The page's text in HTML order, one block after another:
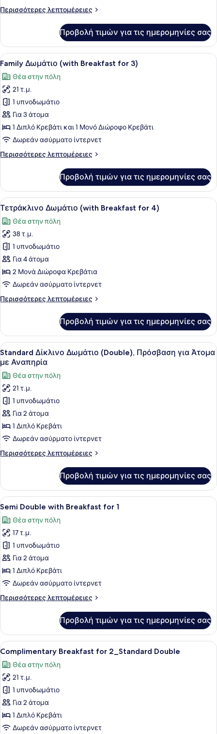
Breakfast
Περισσότερες λεπτομέρειες
Περισσότερες
Τρίκλινο
Δωμάτιο
(with
Breakfast
for
3)
Προβολή τιμών για τις ημερομηνίες σας
Προβολή
όλων
των
φωτογραφιών
για
Family
Δωμάτιο
(with
Breakfast
for
Ένα τραπέζι στρωμένο με
7
Family Δωμάτιο (with Breakfast for 3)
Θέα στην πόλη
21 τ.μ.
1 υπνοδωμάτιο
Για 3 άτομα
1 Διπλό Κρεβάτι και 1 Μονό Διώροφο Κρεβάτι
Δωρεάν ασύρματο ίντερνετ
Περισσότερες λεπτομέρειες
Περισσότερες
Δωμάτιο
(with
Breakfast
3)
Προβολή τιμών για τις ημερομηνίες σας
Προβολή
όλων
των
φωτογραφιών
για
Τετράκλινο
Δωμάτιο
(with
Breakfast
for
Ένα τραπέζι στρωμένο με
11
Τετράκλινο Δωμάτιο (with Breakfast for 4)
Θέα στην πόλη
38 τ.μ.
1 υπνοδωμάτιο
Για 4 άτομα
2 Μονά Διώροφα Κρεβάτια
Δωρεάν ασύρματο ίντερνετ
Περισσότερες λεπτομέρειες
Περισσότερες
Δωμάτιο
(with
Breakfast
for
4)
Προβολή τιμών για τις ημερομηνίες σας
Προβολή
όλων
των
φωτογραφιών
για
Standard
Δίκλινο
Δωμάτιο
(Double),
για
Αναπηρία
Ένα δωμάτιο ξενοδοχείου με ένα
7
Standard Δίκλινο Δωμάτιο (Double), Πρόσβαση για Άτομα
με Αναπηρία
Θέα στην πόλη
21 τ.μ.
1 υπνοδωμάτιο
Για 2 άτομα
1 Διπλό Κρεβάτι
Δωρεάν ασύρματο ίντερνετ
Περισσότερες λεπτομέρειες
Περισσότερες
Δίκλινο
Δωμάτιο
(Double),
για
Άτομα
με
Αναπηρία
Προβολή τιμών για τις ημερομηνίες σας
Προβολή
όλων
των
φωτογραφιών
για
Semi
Double
with
Breakfast
for
Ένα τραπέζι στρωμένο με
5
Semi Double with Breakfast for 1
Θέα στην πόλη
17 τ.μ.
1 υπνοδωμάτιο
Για 2 άτομα
1 Διπλό Κρεβάτι
Δωρεάν ασύρματο ίντερνετ
Περισσότερες λεπτομέρειες
Περισσότερες
Double
with
Breakfast
Προβολή τιμών για τις ημερομηνίες σας
Προβολή
όλων
των
φωτογραφιών
για
Complimentary
Breakfast
for
Ένα τραπέζι στρωμένο με
7
Complimentary Breakfast for 2_Standard Double
Θέα στην πόλη
21 τ.μ.
1 υπνοδωμάτιο
Για 2 άτομα
1 Διπλό Κρεβάτι
Δωρεάν ασύρματο ίντερνετ